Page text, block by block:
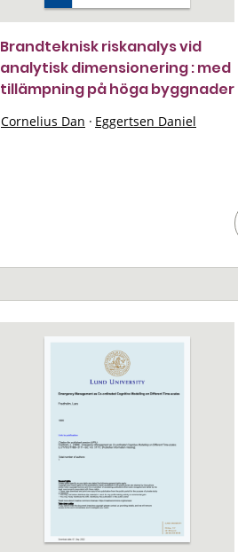
Brandteknisk riskanalys vid
analytisk dimensionering : med
tillämpning på höga byggnader
Cornelius Dan · Eggertsen Daniel